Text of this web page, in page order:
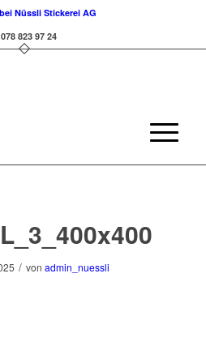
Nüssli Stickerei AG
078 823 97 24
/ vonadmin_nuessli